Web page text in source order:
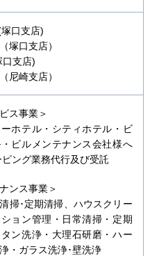
口支店)
塚口支店）
口支店)
尼崎支店）
ス事業＞
ホテル・シティホテル・ビ
ビルメンテナンス会社様へ
ング業務代行及び受託
ンス事業＞
掃･定期清掃、ハウスクリー
ョン管理・日常清掃・定期
ン洗浄・大理石研磨・ハー
・ガラス洗浄･壁洗浄